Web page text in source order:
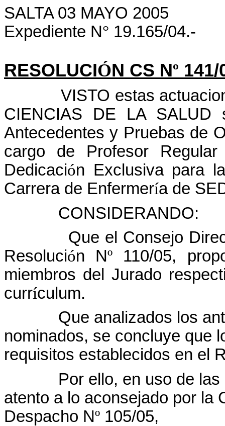
SALTA 03 MAYO 2005
Expediente N° 19.165/04.-
RESOLUCIÓN CS Nº 141/
VISTO estas
CIENCIAS DE LA SALUD
Antecedentes y Pruebas de
cargo de Profesor
Dedicación Exclusiva para
Carrera de Enfermería de
CONSIDERANDO:
Que el Consejo
Resolución Nº 110/05,
miembros del Jurado
currículum.
Que analizados los
nominados, se concluye que
requisitos establecidos en el
Por ello, en uso de
atento a lo aconsejado por la
Despacho Nº 105/05,